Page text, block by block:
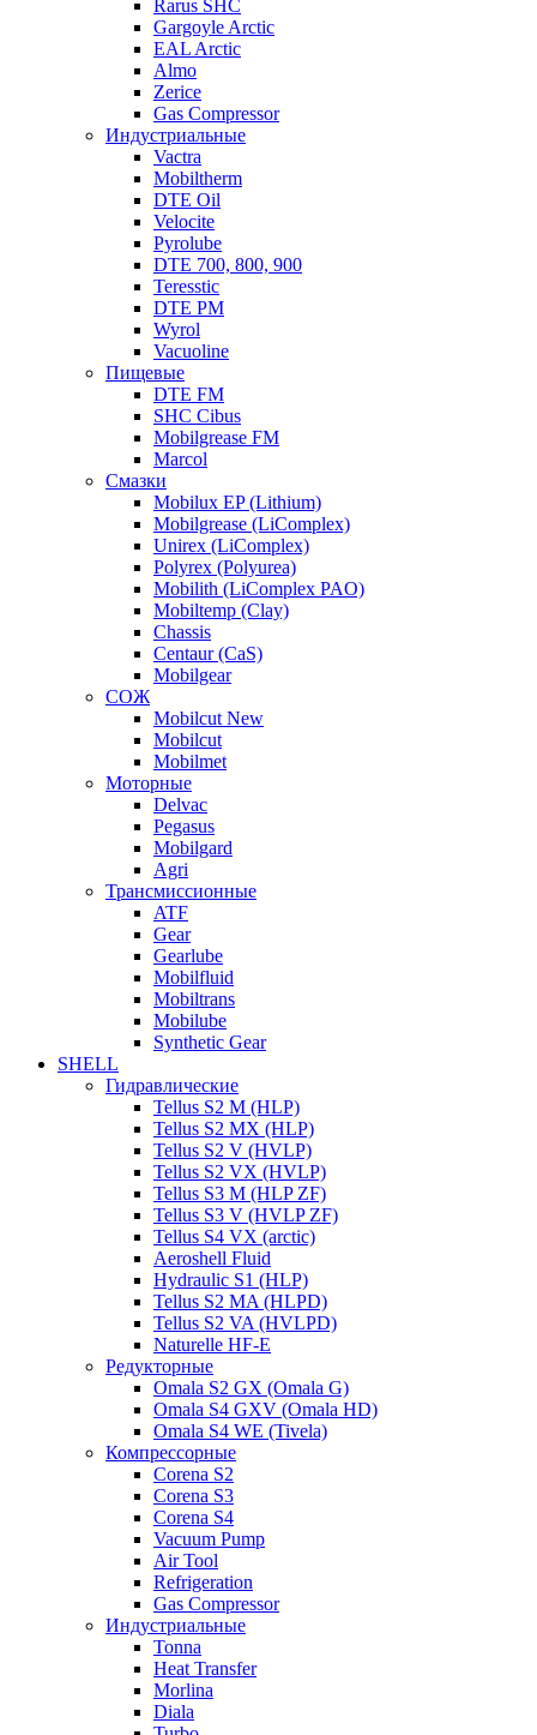
Rarus SHC
Gargoyle Arctic
EAL Arctic
Almo
Zerice
Gas Compressor
Индустриальные
Vactra
Mobiltherm
DTE Oil
Velocite
Pyrolube
DTE 700, 800, 900
Teresstic
DTE PM
Wyrol
Vacuoline
Пищевые
DTE FM
SHC Cibus
Mobilgrease FM
Marcol
Смазки
Mobilux EP (Lithium)
Mobilgrease (LiComplex)
Unirex (LiComplex)
Polyrex (Polyurea)
Mobilith (LiComplex PAO)
Mobiltemp (Clay)
Chassis
Centaur (CaS)
Mobilgear
СОЖ
Mobilcut New
Mobilcut
Mobilmet
Моторные
Delvac
Pegasus
Mobilgard
Agri
Трансмиссионные
ATF
Gear
Gearlube
Mobilfluid
Mobiltrans
Mobilube
Synthetic Gear
SHELL
Гидравлические
Tellus S2 M (HLP)
Tellus S2 MХ (HLP)
Tellus S2 V (HVLP)
Tellus S2 VX (HVLP)
Tellus S3 M (HLP ZF)
Tellus S3 V (HVLP ZF)
Tellus S4 VX (arctic)
Aeroshell Fluid
Hydraulic S1 (HLP)
Tellus S2 MA (HLPD)
Tellus S2 VA (HVLPD)
Naturelle HF-E
Редукторные
Omala S2 GX (Omala G)
Omala S4 GXV (Omala HD)
Omala S4 WE (Tivela)
Компрессорные
Corena S2
Corena S3
Corena S4
Vacuum Pump
Air Tool
Refrigeration
Gas Compressor
Индустриальные
Tonna
Heat Transfer
Morlina
Diala